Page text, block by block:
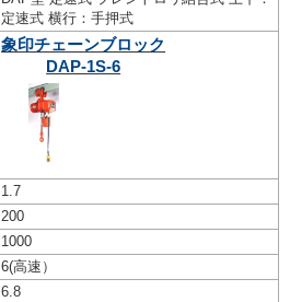
定速式 横行：手押式
象印チェーンブロック
DAP-1S-6
1.7
200
1000
6(高速）
6.8